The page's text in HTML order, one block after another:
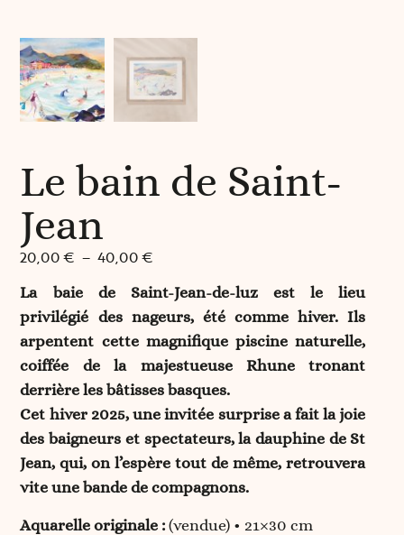
Le bain de Saint-
Jean
20,00€ – 40,00€
La baie de Saint-Jean-de-luz est le lieu
privilégié des nageurs, été comme hiver. Ils
arpentent cette magnifique piscine naturelle,
coiffée de la majestueuse Rhune tronant
derrière les bâtisses basques.
Cet hiver 2025, une invitée surprise a fait la joie
des baigneurs et spectateurs, la dauphine de St
Jean, qui, on l’espère tout de même, retrouvera
vite une bande de compagnons.
Aquarelle originale : (vendue) • 21×30 cm